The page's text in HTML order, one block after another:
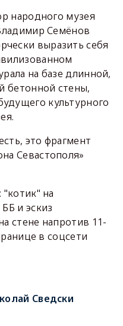
народного музея
Семёнов
выразить себя
на базе длинной,
бетонной стены,
культурного
это фрагмент
Севастополя»
на
и эскиз
стене напротив 11-
в соцсети
Сведски